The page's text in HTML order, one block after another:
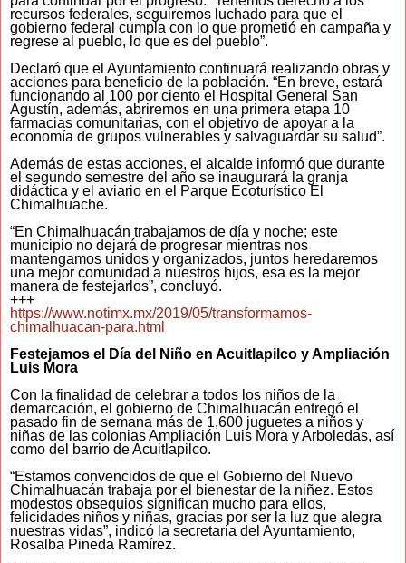
recursos federales, seguiremos luchado para que el
gobierno federal cumpla con lo que prometió en campaña y
regrese al pueblo, lo que es del pueblo”.
Declaró que el Ayuntamiento continuará realizando obras y
acciones para beneficio de la población. “En breve, estará
funcionando al 100 por ciento el Hospital General San
Agustín, además, abriremos en una primera etapa 10
farmacias comunitarias, con el objetivo de apoyar a la
economía de grupos vulnerables y salvaguardar su salud”.
Además de estas acciones, el alcalde informó que durante
el segundo semestre del año se inaugurará la granja
didáctica y el aviario en el Parque Ecoturístico El
Chimalhuache.
“En Chimalhuacán trabajamos de día y noche; este
municipio no dejará de progresar mientras nos
mantengamos unidos y organizados, juntos heredaremos
una mejor comunidad a nuestros hijos, esa es la mejor
manera de festejarlos”, concluyó.
+++
https://www.notimx.mx/2019/05/transformamos-
chimalhuacan-para.html
Festejamos el Día del Niño en Acuitlapilco y Ampliación
Luis Mora
Con la finalidad de celebrar a todos los niños de la
demarcación, el gobierno de Chimalhuacán entregó el
pasado fin de semana más de 1,600 juguetes a niños y
niñas de las colonias Ampliación Luis Mora y Arboledas, así
como del barrio de Acuitlapilco.
“Estamos convencidos de que el Gobierno del Nuevo
Chimalhuacán trabaja por el bienestar de la niñez. Estos
modestos obsequios significan mucho para ellos,
felicidades niños y niñas, gracias por ser la luz que alegra
nuestras vidas”, indicó la secretaria del Ayuntamiento,
Rosalba Pineda Ramírez.